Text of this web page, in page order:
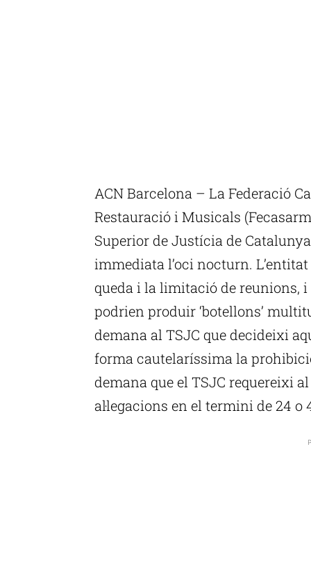
ACN Barcelona – La Federació
Restauració i Musicals
Superior de Justícia de
immediata l’oci nocturn.
queda i la limitació de reunions, i
podrien produir ‘botellons’
demana al TSJC que decideixi
forma cautelaríssima la
demana que el TSJC requereixi
al·legacions en el termini de 24 o